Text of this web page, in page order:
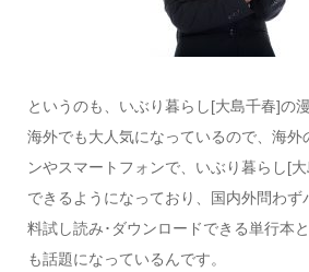
というのも、いぶり暮らし[大島千春]の
海外でも大人気になっているので、海外
ンやスマートフォンで、いぶり暮らし[
できるようになっており、国内外問わず
料試し読み･ダウンロードできる単行本
も話題になっているんです。